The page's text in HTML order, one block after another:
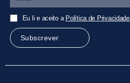
Eu li e aceito a Política de Privacidade.
Subscrever